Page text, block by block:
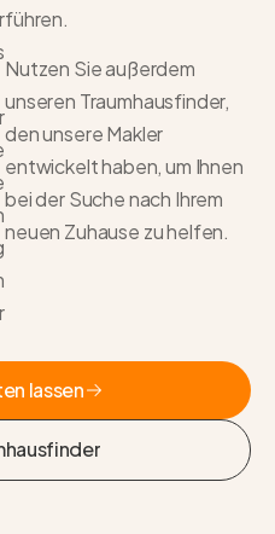
führen.
Nutzen Sie außerdem
unseren Traumhausfinder,
den unsere Makler
entwickelt haben, um Ihnen
bei der Suche nach Ihrem
neuen Zuhause zu helfen.
lassen